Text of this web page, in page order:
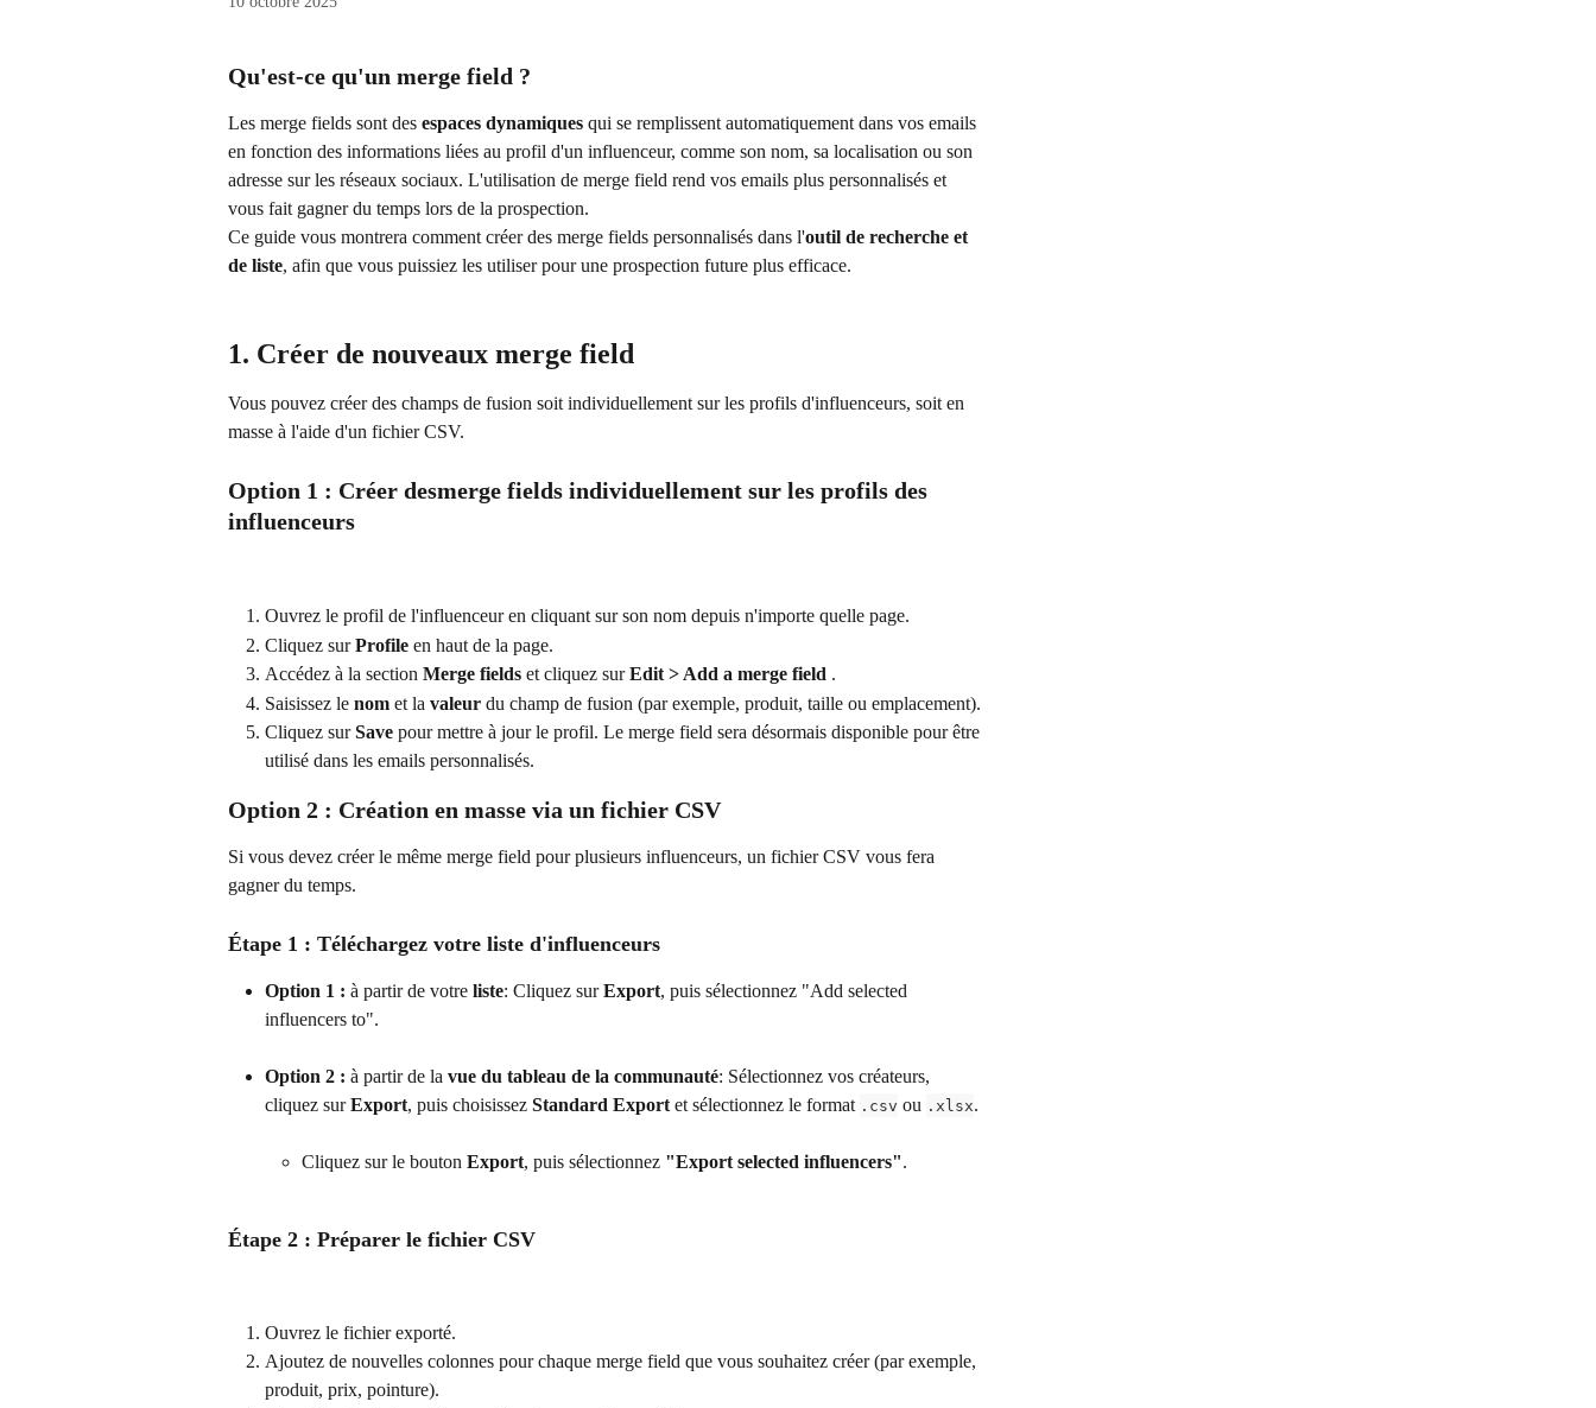
Qu'est-ce qu'un merge field ?
Les merge fields sont des espaces dynamiques qui se remplissent automatiquement dans vos emails
en fonction des informations liées au profil d'un influenceur, comme son nom, sa localisation ou son
adresse sur les réseaux sociaux. L'utilisation de merge field rend vos emails plus personnalisés et
vous fait gagner du temps lors de la prospection.
Ce guide vous montrera comment créer des merge fields personnalisés dans l'outil de recherche et
de liste, afin que vous puissiez les utiliser pour une prospection future plus efficace.
1. Créer de nouveaux merge field
Vous pouvez créer des champs de fusion soit individuellement sur les profils d'influenceurs, soit en
masse à l'aide d'un fichier CSV.
Option 1 : Créer desmerge fields individuellement sur les profils des
influenceurs
Ouvrez le profil de l'influenceur en cliquant sur son nom depuis n'importe quelle page.
Cliquez sur Profile en haut de la page.
Accédez à la section Merge fields et cliquez sur Edit > Add a merge field .
Saisissez le nom et la valeur du champ de fusion (par exemple, produit, taille ou emplacement).
Cliquez sur Save pour mettre à jour le profil. Le merge field sera désormais disponible pour être
utilisé dans les emails personnalisés.
Option 2 : Création en masse via un fichier CSV
Si vous devez créer le même merge field pour plusieurs influenceurs, un fichier CSV vous fera
gagner du temps.
Étape 1 : Téléchargez votre liste d'influenceurs
Option 1 : à partir de votre liste: Cliquez sur Export, puis sélectionnez "Add selected
influencers to".
Option 2 : à partir de la vue du tableau de la communauté: Sélectionnez vos créateurs,
cliquez sur Export, puis choisissez Standard Export et sélectionnez le format .csv ou .xlsx.
Cliquez sur le bouton Export, puis sélectionnez "Export selected influencers".
Étape 2 : Préparer le fichier CSV
Ouvrez le fichier exporté.
Ajoutez de nouvelles colonnes pour chaque merge field que vous souhaitez créer (par exemple,
produit, prix, pointure).